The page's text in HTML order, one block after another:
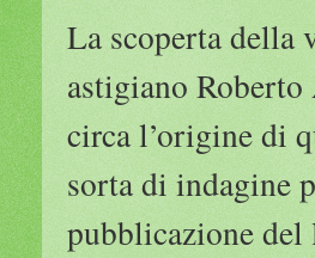
La scoperta della
astigiano
circa l’origine di
sorta di indagine
pubblicazione